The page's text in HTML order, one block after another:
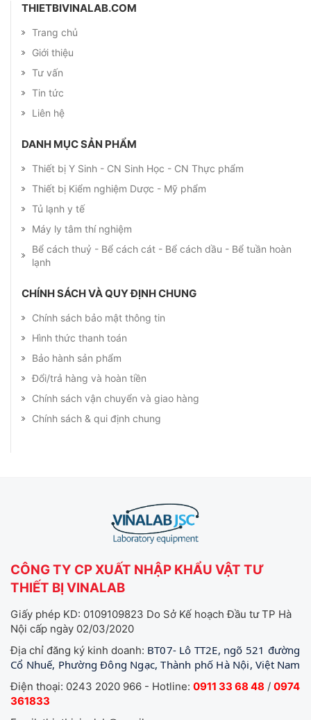
THIETBIVINALAB.COM
Trang chủ
Giới thiệu
Tư vấn
Tin tức
Liên hệ
DANH MỤC SẢN PHẨM
Thiết bị Y Sinh - CN Sinh Học - CN Thực phẩm
Thiết bị Kiểm nghiệm Dược - Mỹ phẩm
Tủ lạnh y tế
Máy ly tâm thí nghiệm
Bể cách thuỷ - Bể cách cát - Bể cách dầu - Bể tuần hoàn
lạnh
CHÍNH SÁCH VÀ QUY ĐỊNH CHUNG
Chính sách bảo mật thông tin
Hình thức thanh toán
Bảo hành sản phẩm
Đổi/trả hàng và hoàn tiền
Chính sách vận chuyển và giao hàng
Chính sách & qui định chung
CÔNG TY CP XUẤT NHẬP KHẨU VẬT TƯ
THIẾT BỊ VINALAB
Giấy phép KD: 0109109823 Do Sở Kế hoạch Đầu tư TP Hà
Nội cấp ngày 02/03/2020
Địa chỉ đăng ký kinh doanh: BT07- Lô TT2E, ngõ 521 đường
Cổ Nhuế, Phường Đông Ngạc, Thành phố Hà Nội, Việt Nam
Điện thoại: 0243 2020 966 - Hotline: 0911 33 68 48 / 0974
361833